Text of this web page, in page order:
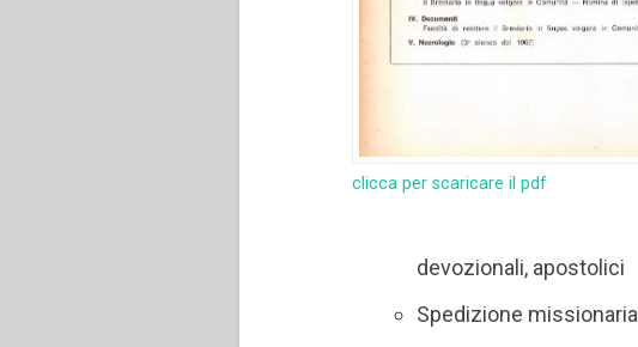
clicca per scaricare il pdf
devozionali, apostolici
Spedizione missionaria